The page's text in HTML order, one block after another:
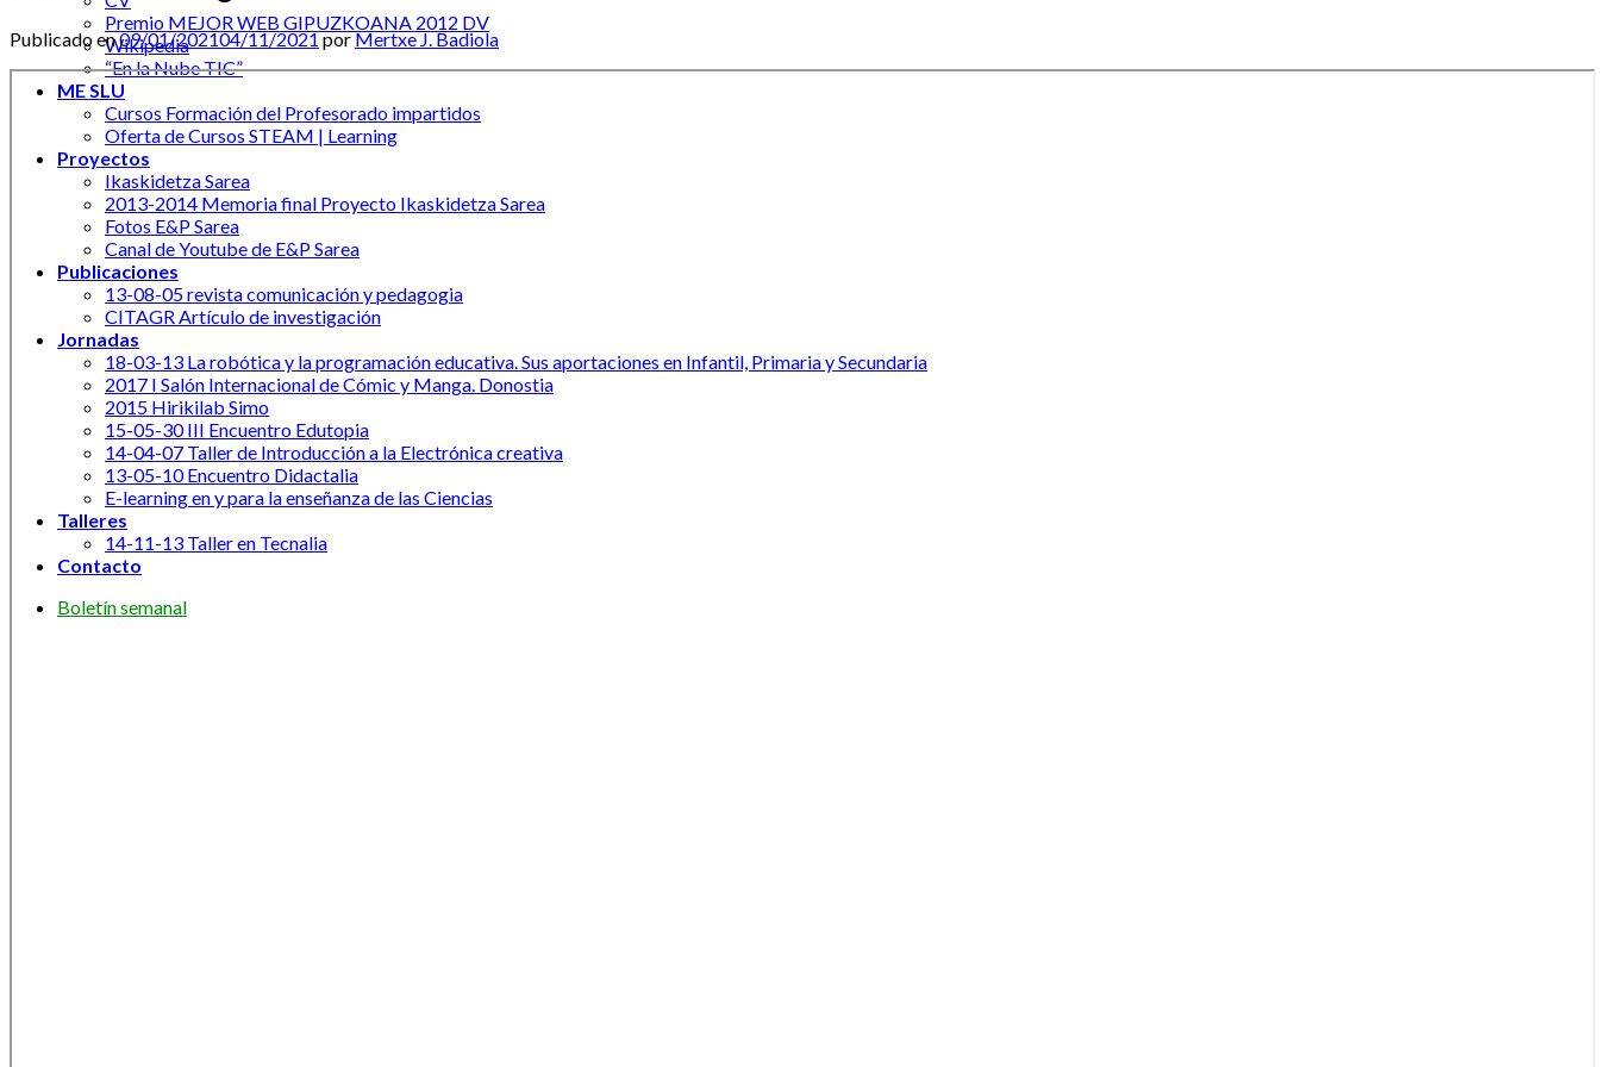
Premio MEJOR WEB GIPUZKOANA 2012 DV
Wikipedia
“En la Nube TIC”
ME SLU
Cursos Formación del Profesorado impartidos
Oferta de Cursos STEAM | Learning
Proyectos
Ikaskidetza Sarea
2013-2014 Memoria final Proyecto Ikaskidetza Sarea
Fotos E&P Sarea
Canal de Youtube de E&P Sarea
Publicaciones
13-08-05 revista comunicación y pedagogia
CITAGR Artículo de investigación
Jornadas
18-03-13 La robótica y la programación educativa. Sus aportaciones en Infantil, Primaria y Secundaria
2017 I Salón Internacional de Cómic y Manga. Donostia
2015 Hirikilab Simo
15-05-30 III Encuentro Edutopia
14-04-07 Taller de Introducción a la Electrónica creativa
13-05-10 Encuentro Didactalia
E-learning en y para la enseñanza de las Ciencias
Talleres
14-11-13 Taller en Tecnalia
Contacto
Boletín semanal
Publicado en09/01/202104/11/2021porMertxe J. Badiola